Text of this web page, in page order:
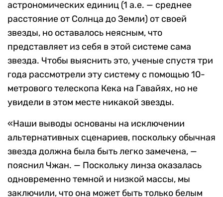
астрономических единиц (1 а.е. — среднее
расстояние от Солнца до Земли) от своей
звезды, но оставалось неясным, что
представляет из себя в этой системе сама
звезда. Чтобы выяснить это, ученые спустя три
года рассмотрели эту систему с помощью 10-
метрового телескопа Кека на Гавайях, но не
увидели в этом месте никакой звезды.
«Наши выводы основаны на исключении
альтернативных сценариев, поскольку обычная
звезда должна была быть легко замечена, —
пояснил Чжан. — Поскольку линза оказалась
одновременно темной и низкой массы, мы
заключили, что она может быть только белым